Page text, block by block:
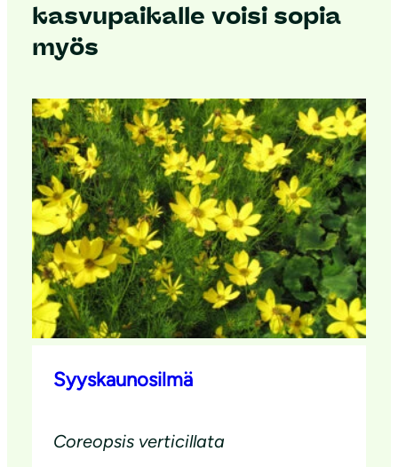
kasvupaikalle voisi sopia
myös
Syyskaunosilmä
Coreopsis verticillata